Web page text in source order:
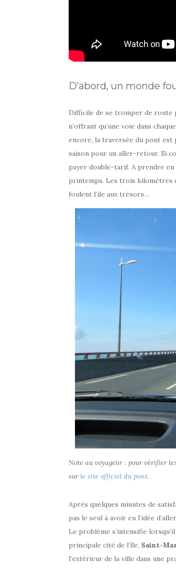
D’abord, un monde
Difficile de se tromper de route
n’offrant qu’une voie dans
encore, la traversée du pont est
saison pour un aller-retour. Si
payer double-tarif. A prendre
printemps. Les trois kilomètres
foulent l’ile aux trésors…
Note au voyageur : pour vérifier
sur le site officiel du pont.
Après quelques minutes de
pas le seul à avoir eu l’idée
Le problème s’intensifie
principale cité de l’île, Saint-
l’extérieur de la ville dans une